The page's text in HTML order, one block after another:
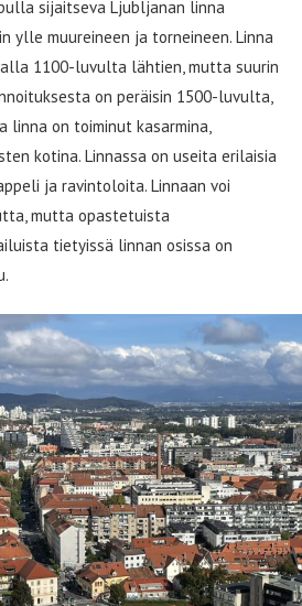
sijaitseva Ljubljanan linna
ylle muureineen ja torneineen. Linna
1100-luvulta lähtien, mutta suurin
on peräisin 1500-luvulta,
linna on toiminut kasarmina,
kotina. Linnassa on useita erilaisia
ja ravintoloita. Linnaan voi
mutta opastetuista
tietyissä linnan osissa on